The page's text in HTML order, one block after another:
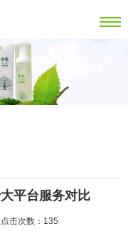
平台服务对比
击次数：135